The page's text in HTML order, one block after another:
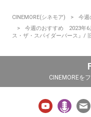
CINEMORE(シネモア)
今週
今週のおすすめ 2023年6
ス・ザ・スパイダーバース』/
CINEMOREを